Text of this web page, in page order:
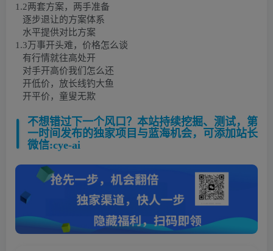
1.2两套方案，两手准备
逐步退让的方案体系
水平提供对比方案
1.3万事开头难，价格怎么谈
有行情就往高处开
对手开高价我们怎么还
开低价，放长线钓大鱼
开平价，童叟无欺
不想错过下一个风口？本站持续挖掘、测试，第
一时间发布的独家项目与蓝海机会，可添加站长
微信:cye-ai